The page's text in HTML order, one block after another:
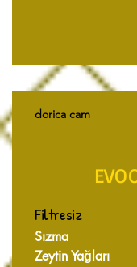
dorica cam
Filtresiz
Sızma
Zeytin Yağları